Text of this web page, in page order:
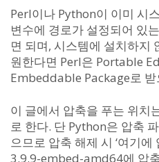
Perl이나 Python이 이미 시
변수에 경로가 설정되어 있
면 되며, 시스템에 설치하지
원한다면 Perl은 Portable
Embeddable Package로 받
이 글에서 압축을 푸는 위치
로 한다. 단 Python은 압축
으므로 압축 해제 시 ‘여기에
3.9.9-embed-amd64에 압